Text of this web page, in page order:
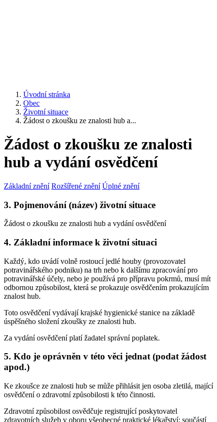
Úvodní stránka
Obec
Životní situace
Žádost o zkoušku ze znalosti hub a...
Žádost o zkoušku ze znalosti
hub a vydání osvědčení
Základní znění Rozšířené znění Úplné znění
3. Pojmenování (název) životní situace
Žádost o zkoušku ze znalosti hub a vydání osvědčení
4. Základní informace k životní situaci
Každý, kdo uvádí volně rostoucí jedlé houby (provozovatel
potravinářského podniku) na trh nebo k dalšímu zpracování pro
potravinářské účely, nebo je používá pro přípravu pokrmů, musí mít
odbornou způsobilost, která se prokazuje osvědčením prokazujícím
znalost hub.
Toto osvědčení vydávají krajské hygienické stanice na základě
úspěšného složení zkoušky ze znalosti hub.
Za vydání osvědčení platí žadatel správní poplatek.
5. Kdo je oprávněn v této věci jednat (podat žádost
apod.)
Ke zkoušce ze znalosti hub se může přihlásit jen osoba zletilá, mající
osvědčení o zdravotní způsobilosti k této činnosti.
Zdravotní způsobilost osvědčuje registrující poskytovatel
zdravotních služeb v oboru všeobecné praktické lékařství; součástí